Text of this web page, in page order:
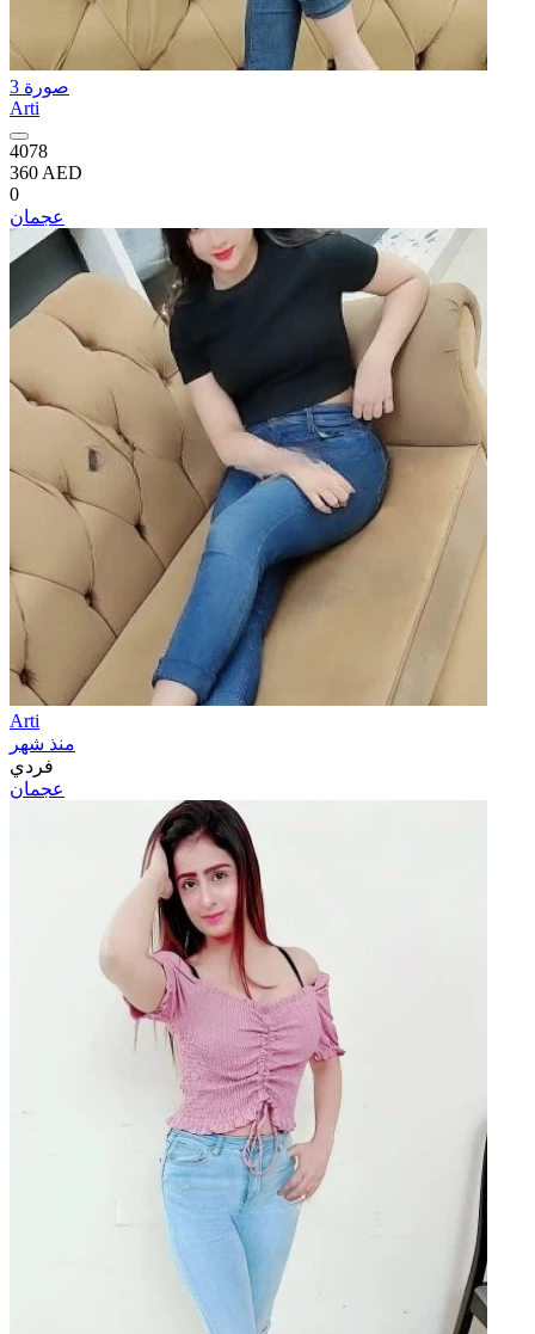
3 صورة
Arti
4078
360 AED
0
عجمان
Arti
منذ شهر
فردي
عجمان